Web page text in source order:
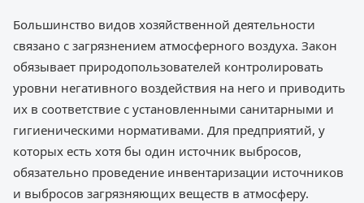
Большинство видов хозяйственной деятельности
связано с загрязнением атмосферного воздуха. Закон
обязывает природопользователей контролировать
уровни негативного воздействия на него и приводить
их в соответствие с установленными санитарными и
гигиеническими нормативами. Для предприятий, у
которых есть хотя бы один источник выбросов,
обязательно проведение инвентаризации источников
и выбросов загрязняющих веществ в атмосферу.